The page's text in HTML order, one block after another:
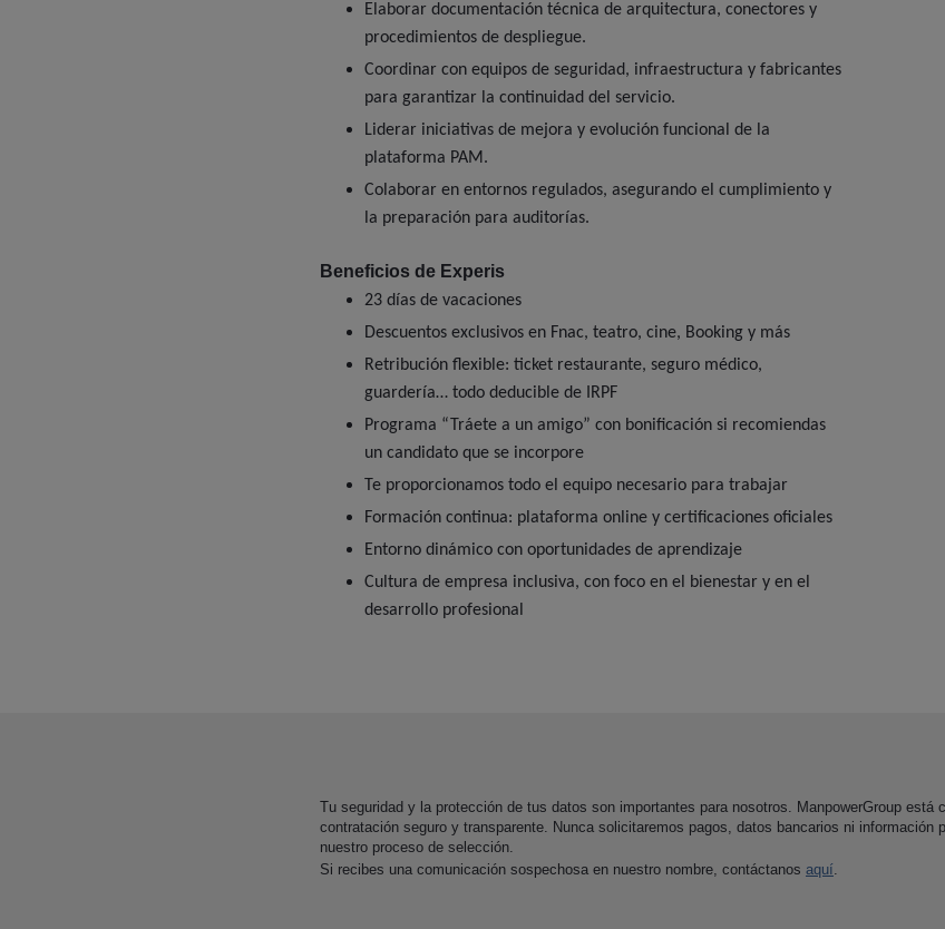
Elaborar documentación técnica de arquitectura, conectores y
procedimientos de despliegue.
Coordinar con equipos de seguridad, infraestructura y fabricantes
para garantizar la continuidad del servicio.
Liderar iniciativas de mejora y evolución funcional de la
plataforma PAM.
Colaborar en entornos regulados, asegurando el cumplimiento y
la preparación para auditorías.
Beneficios de Experis
23 días de vacaciones
Descuentos exclusivos en Fnac, teatro, cine, Booking y más
Retribución flexible: ticket restaurante, seguro médico,
guardería… todo deducible de IRPF
Programa “Tráete a un amigo” con bonificación si recomiendas
un candidato que se incorpore
Te proporcionamos todo el equipo necesario para trabajar
Formación continua: plataforma online y certificaciones oficiales
Entorno dinámico con oportunidades de aprendizaje
Cultura de empresa inclusiva, con foco en el bienestar y en el
desarrollo profesional
Tu seguridad y la protección de tus datos son importantes para nosotros. ManpowerGroup está
contratación seguro y transparente. Nunca solicitaremos pagos, datos bancarios ni información
nuestro proceso de selección.
Si recibes una comunicación sospechosa en nuestro nombre, contáctanos aquí.